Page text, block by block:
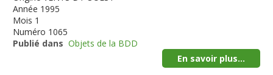
Année 1995
Mois 1
Numéro 1065
Publié dans Objets de la BDD
En savoir plus...